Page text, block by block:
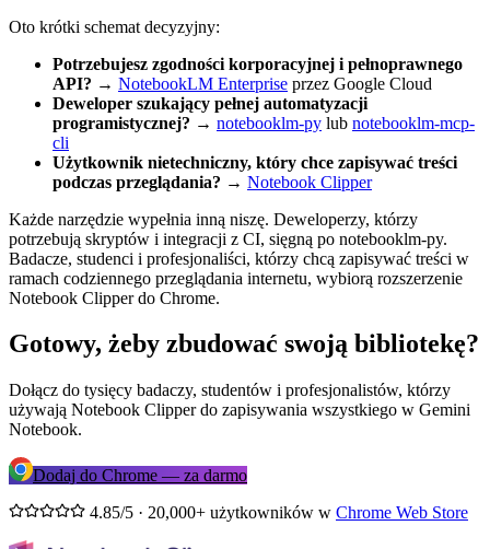
Oto krótki schemat decyzyjny:
Potrzebujesz zgodności korporacyjnej i pełnoprawnego
API? → NotebookLM Enterprise przez Google Cloud
Deweloper szukający pełnej automatyzacji
programistycznej? → notebooklm-py lub notebooklm-mcp-
cli
Użytkownik nietechniczny, który chce zapisywać treści
podczas przeglądania? → Notebook Clipper
Każde narzędzie wypełnia inną niszę. Deweloperzy, którzy
potrzebują skryptów i integracji z CI, sięgną po notebooklm-py.
Badacze, studenci i profesjonaliści, którzy chcą zapisywać treści w
ramach codziennego przeglądania internetu, wybiorą rozszerzenie
Notebook Clipper do Chrome.
Gotowy, żeby zbudować swoją bibliotekę?
Dołącz do tysięcy badaczy, studentów i profesjonalistów, którzy
używają Notebook Clipper do zapisywania wszystkiego w Gemini
Notebook.
Dodaj do Chrome — za darmo
4.85/5 · 20,000+ użytkowników w Chrome Web Store